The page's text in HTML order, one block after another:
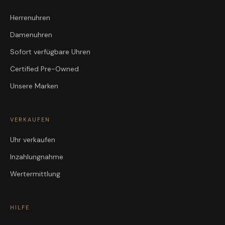
Herrenuhren
Damenuhren
Sofort verfügbare Uhren
Certified Pre-Owned
Unsere Marken
VERKAUFEN
Uhr verkaufen
Inzahlungnahme
Wertermittlung
HILFE